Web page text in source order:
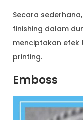
Secara
finishing dalam
menciptakan efek
printing.
Emboss